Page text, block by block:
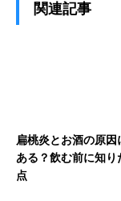
関連記事
扁桃炎とお酒の原因
ある？飲む前に知り
点